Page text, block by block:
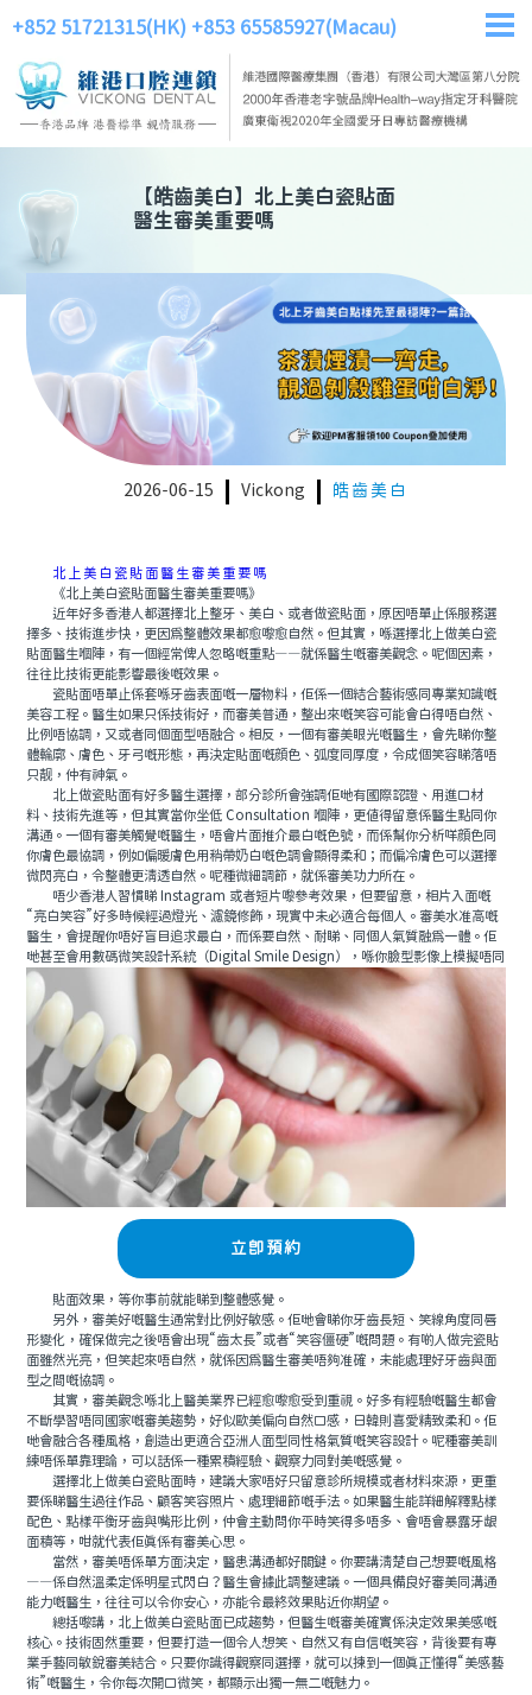
+852 51721315(HK) +853 65585927(Macau)
【皓齒美白】 北上美白瓷貼面
醫生審美重要嗎
2026-06-15 Vickong 皓齒美白
北上美白瓷貼面醫生審美重要嗎
《北上美白瓷貼面醫生審美重要嗎》
近年好多香港人都選擇北上整牙、美白、或者做瓷貼面，原因唔單止係服務選
擇多、技術進步快，更因爲整體效果都愈嚟愈自然。但其實，喺選擇北上做美白瓷
貼面醫生嗰陣，有一個經常俾人忽略嘅重點——就係醫生嘅審美觀念。呢個因素，
往往比技術更能影響最後嘅效果。
瓷貼面唔單止係套喺牙齒表面嘅一層物料，佢係一個結合藝術感同專業知識嘅
美容工程。醫生如果只係技術好，而審美普通，整出來嘅笑容可能會白得唔自然、
比例唔協調，又或者同個面型唔融合。相反，一個有審美眼光嘅醫生，會先睇你整
體輪廓、膚色、牙弓嘅形態，再決定貼面嘅顔色、弧度同厚度，令成個笑容睇落唔
只靓，仲有神氣。
北上做瓷貼面有好多醫生選擇，部分診所會強調佢哋有國際認證、用進口材
料、技術先進等，但其實當你坐低 Consultation 嗰陣，更值得留意係醫生點同你
溝通。一個有審美觸覺嘅醫生，唔會片面推介最白嘅色號，而係幫你分析咩顔色同
你膚色最協調，例如偏暖膚色用稍帶奶白嘅色調會顯得柔和；而偏冷膚色可以選擇
微閃亮白，令整體更清透自然。呢種微細調節，就係審美功力所在。
唔少香港人習慣睇 Instagram 或者短片嚟參考效果，但要留意，相片入面嘅
“亮白笑容”好多時候經過燈光、濾鏡修飾，現實中未必適合每個人。審美水准高嘅
醫生，會提醒你唔好盲目追求最白，而係要自然、耐睇、同個人氣質融爲一體。佢
哋甚至會用數碼微笑設計系統（Digital Smile Design），喺你臉型影像上模擬唔同
立即預約
貼面效果，等你事前就能睇到整體感覺。
另外，審美好嘅醫生通常對比例好敏感。佢哋會睇你牙齒長短、笑線角度同唇
形變化，確保做完之後唔會出現“齒太長”或者“笑容僵硬”嘅問題。有啲人做完瓷貼
面雖然光亮，但笑起來唔自然，就係因爲醫生審美唔夠准確，未能處理好牙齒與面
型之間嘅協調。
其實，審美觀念喺北上醫美業界已經愈嚟愈受到重視。好多有經驗嘅醫生都會
不斷學習唔同國家嘅審美趨勢，好似歐美偏向自然口感，日韓則喜愛精致柔和。佢
哋會融合各種風格，創造出更適合亞洲人面型同性格氣質嘅笑容設計。呢種審美訓
練唔係單靠理論，可以話係一種累積經驗、觀察力同對美嘅感覺。
選擇北上做美白瓷貼面時，建議大家唔好只留意診所規模或者材料來源，更重
要係睇醫生過往作品、顧客笑容照片、處理細節嘅手法。如果醫生能詳細解釋點樣
配色、點樣平衡牙齒與嘴形比例，仲會主動問你平時笑得多唔多、會唔會暴露牙龈
面積等，咁就代表佢真係有審美心思。
當然，審美唔係單方面決定，醫患溝通都好關鍵。你要講清楚自己想要嘅風格
——係自然溫柔定係明星式閃白？醫生會據此調整建議。一個具備良好審美同溝通
能力嘅醫生，往往可以令你安心，亦能令最終效果貼近你期望。
總括嚟講，北上做美白瓷貼面已成趨勢，但醫生嘅審美確實係決定效果美感嘅
核心。技術固然重要，但要打造一個令人想笑、自然又有自信嘅笑容，背後要有專
業手藝同敏銳審美結合。只要你識得觀察同選擇，就可以揀到一個真正懂得“美感藝
術”嘅醫生，令你每次開口微笑，都顯示出獨一無二嘅魅力。